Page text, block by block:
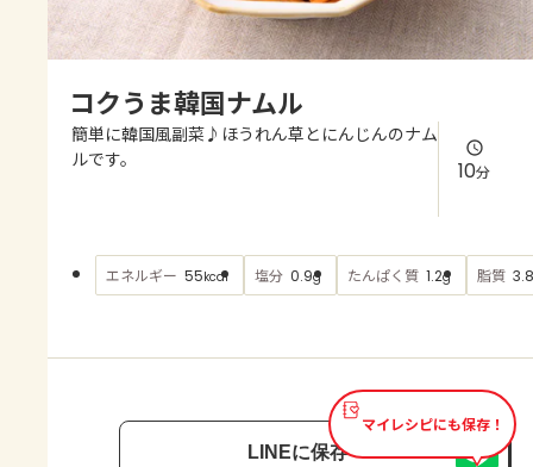
レシピ
よくあるお問い合わせ
AJINOMOTO PARK とは
コクうま韓国ナムル
簡単に韓国風副菜♪ほうれん草とにんじんのナム
ルです。
10分
エネルギー 55kcal 塩分 0.9g たんぱく質 1.2g 脂質 3.8
マイレシピにも保存！
LINEに保存